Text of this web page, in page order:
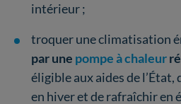
intérieur ;
troquer une climatisation
par une pompe à chaleur
éligible aux aides de
en hiver et de rafraîchir en